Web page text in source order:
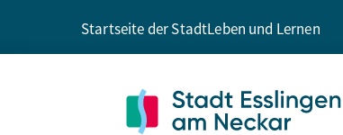
Startseite der StadtLeben und Lernen